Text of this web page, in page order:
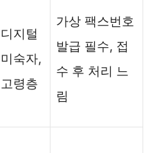
디지털
미숙자,
고령층
가상 팩스번호
발급 필수, 접
수 후 처리 느
림